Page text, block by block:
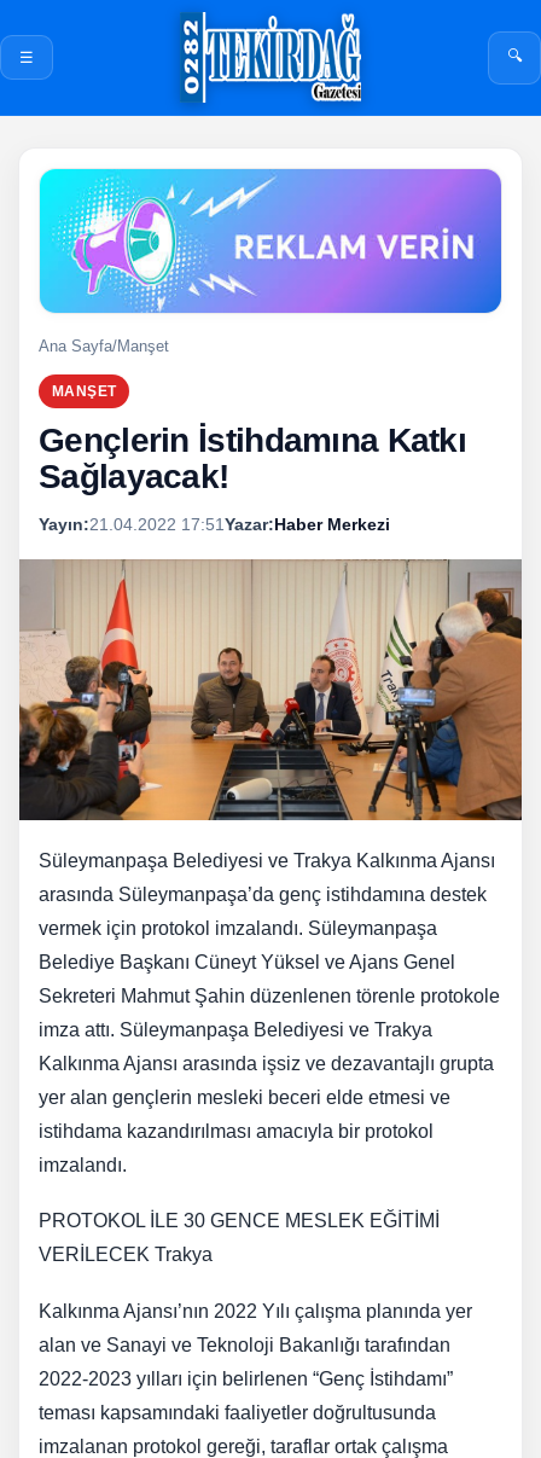
☰ 🔍
Ana Sayfa/Manşet
MANŞET
Gençlerin İstihdamına Katkı
Sağlayacak!
Yayın:21.04.2022 17:51Yazar:Haber Merkezi
Süleymanpaşa Belediyesi ve Trakya Kalkınma Ajansı
arasında Süleymanpaşa’da genç istihdamına destek
vermek için protokol imzalandı. Süleymanpaşa
Belediye Başkanı Cüneyt Yüksel ve Ajans Genel
Sekreteri Mahmut Şahin düzenlenen törenle protokole
imza attı. Süleymanpaşa Belediyesi ve Trakya
Kalkınma Ajansı arasında işsiz ve dezavantajlı grupta
yer alan gençlerin mesleki beceri elde etmesi ve
istihdama kazandırılması amacıyla bir protokol
imzalandı.
PROTOKOL İLE 30 GENCE MESLEK EĞİTİMİ
VERİLECEK Trakya
Kalkınma Ajansı’nın 2022 Yılı çalışma planında yer
alan ve Sanayi ve Teknoloji Bakanlığı tarafından
2022-2023 yılları için belirlenen “Genç İstihdamı”
teması kapsamındaki faaliyetler doğrultusunda
imzalanan protokol gereği, taraflar ortak çalışma